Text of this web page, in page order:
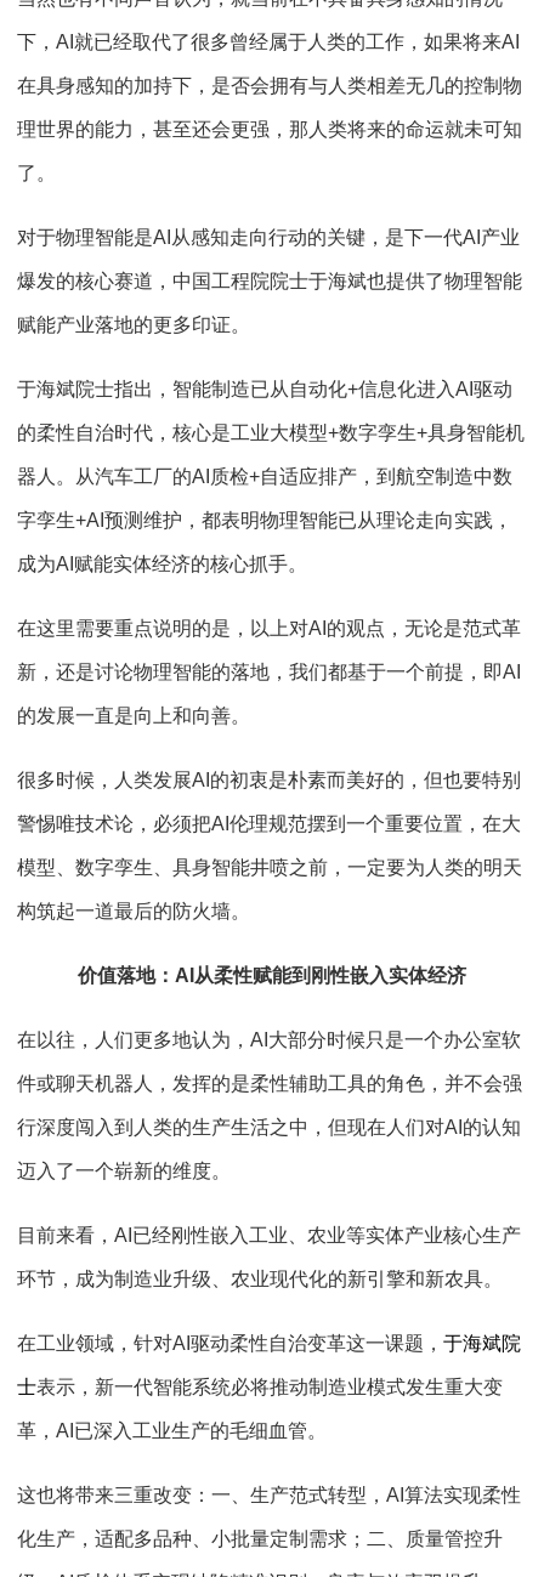
下， AI 就已经取代了很多曾经属于人类的工作，如果将来AI
在具身感知的加持下，是否会拥有与人类相差无几的控制物
理世界的能力，甚至还会更强，那人类将来的命运就未可知
了。
对于物理智能是AI 从感知走向行动的关键，是下一代AI 产业
爆发的核心赛道，中国工程院院士于海斌也提供了物理智能
赋能产业落地的更多印证。
于海斌院士指出，智能制造已从自动化+信息化进入AI 驱动
的柔性自治时代，核心是工业大模型+数字孪生+具身智能机
器人。从汽车工厂的AI 质检+自适应排产，到航空制造中数
字孪生+AI 预测维护，都表明物理智能已从理论走向实践，
成为AI 赋能实体经济的核心抓手。
在这里需要重点说明的是，以上对AI 的观点，无论是范式革
新，还是讨论物理智能的落地，我们都基于一个前提，即AI
的发展一直是向上和向善。
很多时候，人类发展AI 的初衷是朴素而美好的，但也要特别
警惕唯技术论，必须把AI 伦理规范摆到一个重要位置，在大
模型、数字孪生、具身智能井喷之前，一定要为人类的明天
构筑起一道最后的防火墙。
价值落地： AI 从柔性赋能到刚性嵌入实体经济
在以往，人们更多地认为， AI 大部分时候只是一个办公室软
件或聊天机器人，发挥的是柔性辅助工具的角色，并不会强
行深度闯入到人类的生产生活之中，但现在人们对AI 的认知
迈入了一个崭新的维度。
目前来看， AI 已经刚性嵌入工业、农业等实体产业核心生产
环节，成为制造业升级、农业现代化的新引擎和新农具。
在工业领域，针对AI 驱动柔性自治变革这一课题， 于海斌院
士表示，新一代智能系统必将推动制造业模式发生重大变
革， AI 已深入工业生产的毛细血管。
这也将带来三重改变：一、生产范式转型， AI 算法实现柔性
化生产，适配多品种、小批量定制需求；二、质量管控升